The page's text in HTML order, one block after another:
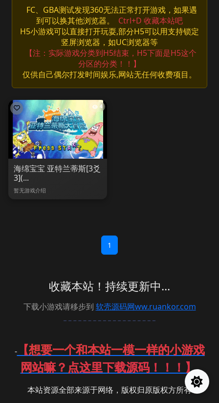
口袋妖怪
侠盗猎车 光明之魂 哈利波特
忍者神龟
快打旋风
拳皇 数码宝贝 最终幻想
洛克人
海贼王
游戏王
FC、GBA测试发现360无法正常打开游戏，如果遇
到可以换其他浏览器。
Ctrl+D 收藏本站吧
H5小游戏可以直接打开玩耍,部分H5可以用支持锁定
竖屏浏览器，如UC浏览器等
【注：实际游戏分类到H5结束，H5下面是H5这个
分区的分类！！】
仅供自己偶尔打发时间娱乐,网站无任何收费项目。
4
海绵宝宝 亚特兰蒂斯[3爻
3](...
暂无游戏介绍
1
收藏本站！持续更新中...
下载小游戏请移步到 软壳源码网ww.ruankor.com
-【想要一个和本站一模一样的小游戏
网站嘛？点这里下载源码！！！】-
本站资源全部来源于网络，版权归原版权方所有